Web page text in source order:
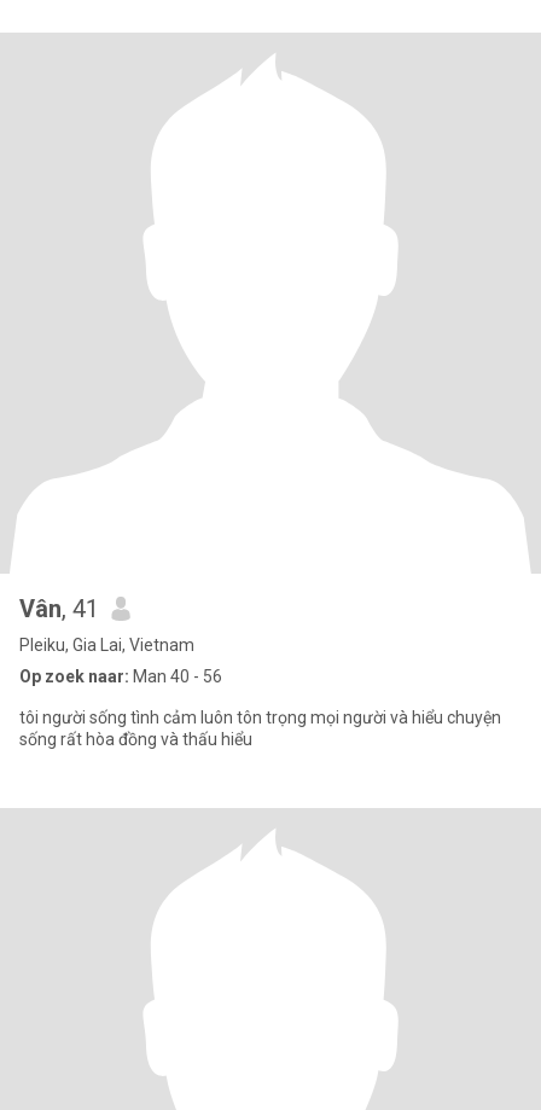
Vân, 41
Pleiku, Gia Lai, Vietnam
Op zoek naar: Man 40 - 56
tôi người sống tình cảm luôn tôn trọng mọi người và hiểu chuyện
sống rất hòa đồng và thấu hiểu